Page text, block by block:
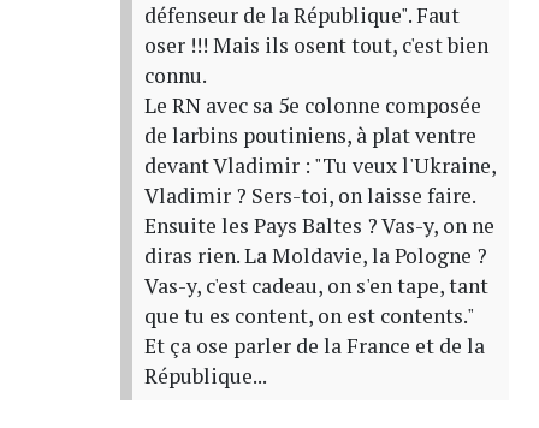
défenseur de la République". Faut
oser !!! Mais ils osent tout, c'est bien
connu.
Le RN avec sa 5e colonne composée
de larbins poutiniens, à plat ventre
devant Vladimir : "Tu veux l'Ukraine,
Vladimir ? Sers-toi, on laisse faire.
Ensuite les Pays Baltes ? Vas-y, on ne
diras rien. La Moldavie, la Pologne ?
Vas-y, c'est cadeau, on s'en tape, tant
que tu es content, on est contents."
Et ça ose parler de la France et de la
République...